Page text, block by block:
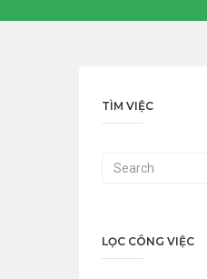
TÌM VIỆC
LỌC CÔNG VIỆC